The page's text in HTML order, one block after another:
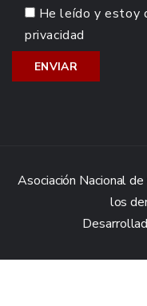
He leído y estoy
privacidad
Asociación Nacional
los